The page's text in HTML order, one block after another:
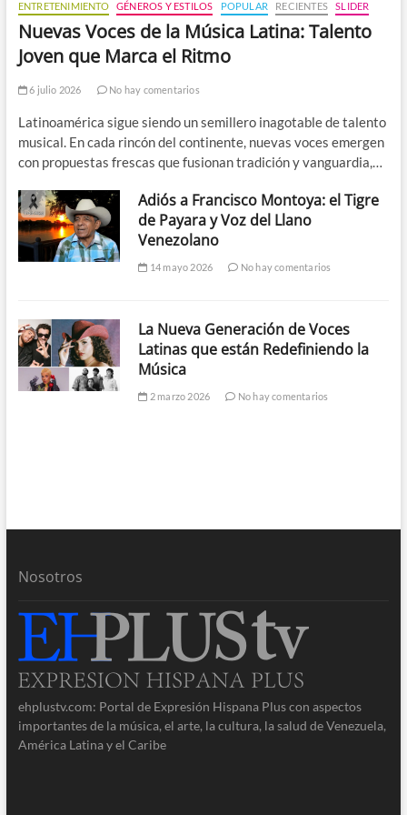
ENTRETENIMIENTO GÉNEROS Y ESTILOS POPULAR RECIENTES SLIDER
Nuevas Voces de la Música Latina: Talento
Joven que Marca el Ritmo
6 julio 2026 No hay comentarios
Latinoamérica sigue siendo un semillero inagotable de talento
musical. En cada rincón del continente, nuevas voces emergen
con propuestas frescas que fusionan tradición y vanguardia,…
Adiós a Francisco Montoya: el Tigre
de Payara y Voz del Llano
Venezolano
14 mayo 2026 No hay comentarios
La Nueva Generación de Voces
Latinas que están Redefiniendo la
Música
2 marzo 2026 No hay comentarios
Nosotros
ehplustv.com: Portal de Expresión Hispana Plus con aspectos
importantes de la música, el arte, la cultura, la salud de Venezuela,
América Latina y el Caribe